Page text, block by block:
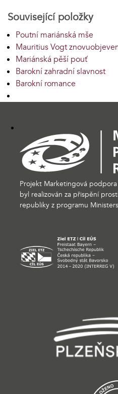
Související položky
Poutní mariánská mše
Mauritius Vogt
Mariánská pěší pouť
Barokní zahradní slavnost
Barokní romance
Projekt Marketingová
byl realizován za přispění
republiky z programu